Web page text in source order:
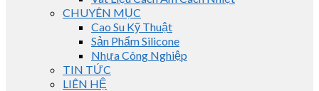
CHUYÊN MỤC
Cao Su Kỹ Thuật
Sản Phẩm Silicone
Nhựa Công Nghiệp
TIN TỨC
LIÊN HỆ